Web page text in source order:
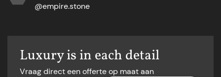
@empire.stone
Luxury is in each detail
Vraag direct een offerte op maat aan